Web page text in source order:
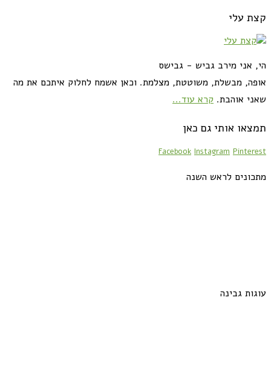
קצת עלי
הי, אני מירב גביש - גבישס
אופה, מבשלת, משוטטת, מצלמת. וכאן אשמח לחלוק איתכם את מה
שאני אוהבת. קרא עוד...
תמצאו אותי גם כאן
Facebook Instagram Pinterest
מתכונים לראש השנה
עוגות גבינה